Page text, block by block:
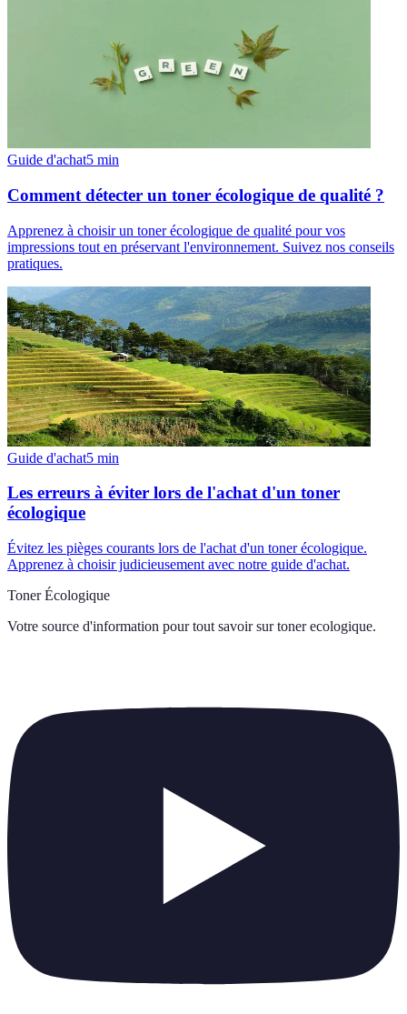
Guide d'achat5 min
Comment détecter un toner écologique de qualité ?
Apprenez à choisir un toner écologique de qualité pour vos
impressions tout en préservant l'environnement. Suivez nos conseils
pratiques.
Guide d'achat5 min
Les erreurs à éviter lors de l'achat d'un toner
écologique
Évitez les pièges courants lors de l'achat d'un toner écologique.
Apprenez à choisir judicieusement avec notre guide d'achat.
Toner Écologique
Votre source d'information pour tout savoir sur toner ecologique.